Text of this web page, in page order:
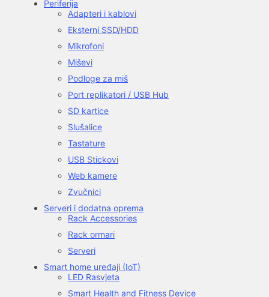
Periferija
Adapteri i kablovi
Eksterni SSD/HDD
Mikrofoni
Miševi
Podloge za miš
Port replikatori / USB Hub
SD kartice
Slušalice
Tastature
USB Stickovi
Web kamere
Zvučnici
Serveri i dodatna oprema
Rack Accessories
Rack ormari
Serveri
Smart home uređaji (IoT)
LED Rasvjeta
Smart Health and Fitness Device